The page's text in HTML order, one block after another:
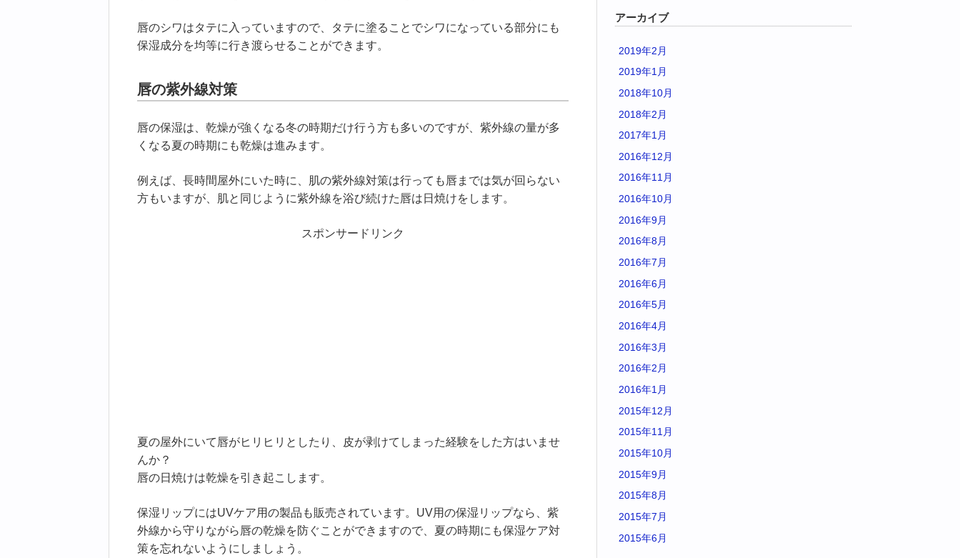
唇のシワはタテに入っていますので、タテに塗ることでシワになっている部分にも
保湿成分を均等に行き渡らせることができます。
唇の紫外線対策
唇の保湿は、乾燥が強くなる冬の時期だけ行う方も多いのですが、紫外線の量が多
くなる夏の時期にも乾燥は進みます。
例えば、長時間屋外にいた時に、肌の紫外線対策は行っても唇までは気が回らない
方もいますが、肌と同じように紫外線を浴び続けた唇は日焼けをします。
スポンサードリンク
夏の屋外にいて唇がヒリヒリとしたり、皮が剥けてしまった経験をした方はいませ
んか？
唇の日焼けは乾燥を引き起こします。
保湿リップにはUVケア用の製品も販売されています。UV用の保湿リップなら、紫
外線から守りながら唇の乾燥を防ぐことができますので、夏の時期にも保湿ケア対
策を忘れないようにしましょう。
アーカイブ
2019年2月
2019年1月
2018年10月
2018年2月
2017年1月
2016年12月
2016年11月
2016年10月
2016年9月
2016年8月
2016年7月
2016年6月
2016年5月
2016年4月
2016年3月
2016年2月
2016年1月
2015年12月
2015年11月
2015年10月
2015年9月
2015年8月
2015年7月
2015年6月